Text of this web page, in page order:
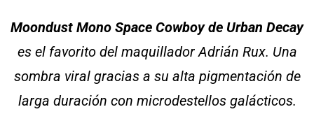
Moondust Mono Space Cowboy de Urban Decay
es el favorito del maquillador Adrián Rux. Una
sombra viral gracias a su alta pigmentación de
larga duración con microdestellos galácticos.